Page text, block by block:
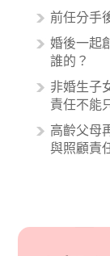
的內容其
前任分手
婚後一起
誰的？
非婚生子
責任不能
高齡父母
與照顧責